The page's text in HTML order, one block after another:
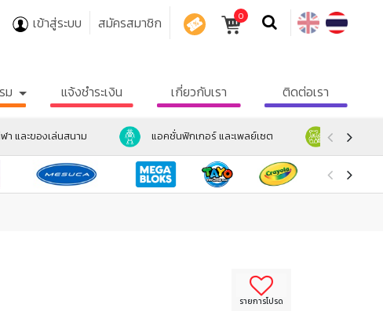
เข้าสู่ระบบ สมัครสมาชิก 0
ม แจ้งชำระเงิน เกี่ยวกับเรา ติดต่อเรา
า และของเล่นสนาม แอคชั่นฟิกเกอร์ และเพลย์เซต ตุ๊กตา แล
รายการโปรด